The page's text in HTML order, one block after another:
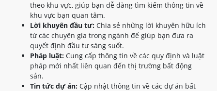
theo khu vực, giúp bạn dễ dàng tìm kiếm thông tin về
khu vực bạn quan tâm.
Lời khuyên đầu tư: Chia sẻ những lời khuyên hữu ích
từ các chuyên gia trong ngành để giúp bạn đưa ra
quyết định đầu tư sáng suốt.
Pháp luật: Cung cấp thông tin về các quy định và luật
pháp mới nhất liên quan đến thị trường bất động
sản.
Tin tức dự án: Cập nhật thông tin về các dự án bất